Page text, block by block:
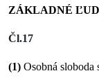
ZÁKLADNÉ
Čl.17
(1) Osobná sloboda